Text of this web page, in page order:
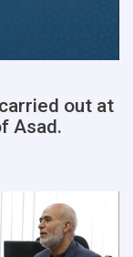
out at
Asad.